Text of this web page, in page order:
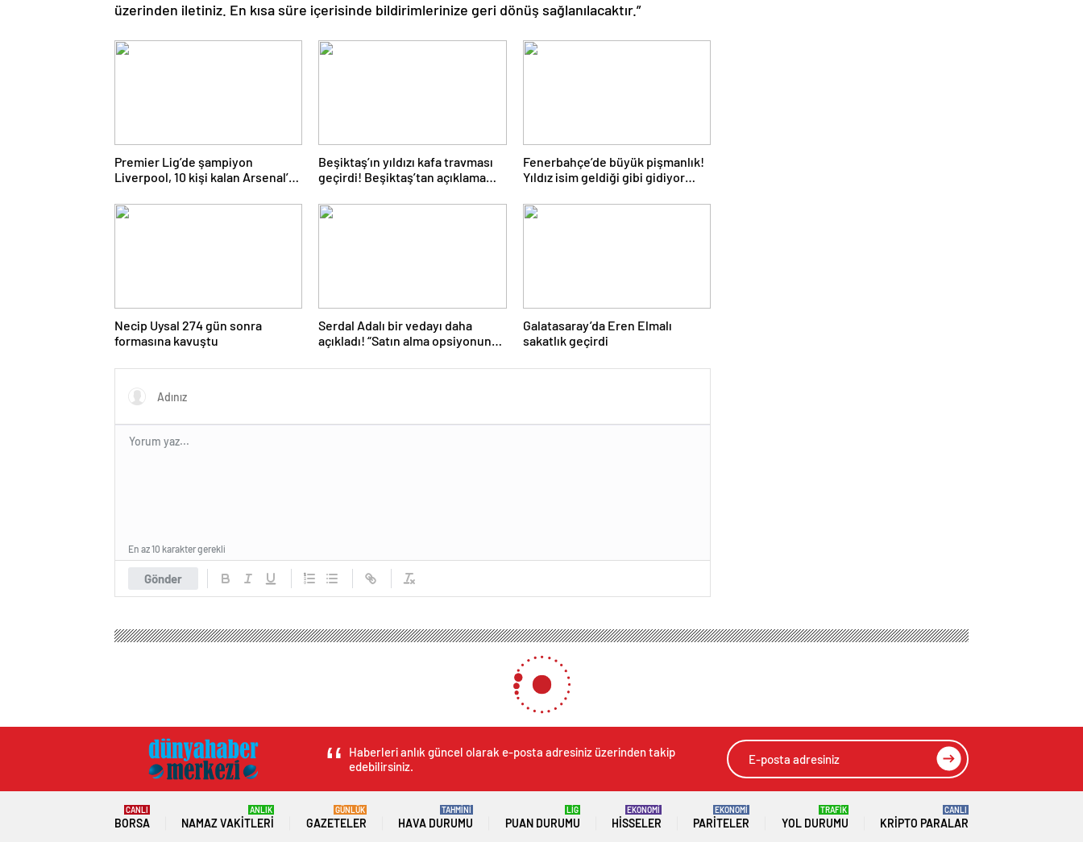
üzerinden iletiniz. En kısa süre içerisinde bildirimlerinize geri dönüş sağlanılacaktır.”
Premier Lig’de şampiyon
Liverpool, 10 kişi kalan Arsenal’e
Beşiktaş’ın yıldızı kafa travması
geçirdi! Beşiktaş’tan açıklama
Fenerbahçe’de büyük pişmanlık!
Yıldız isim geldiği gibi gidiyor…
Necip Uysal 274 gün sonra
formasına kavuştu
Serdal Adalı bir vedayı daha
açıkladı! “Satın alma opsiyonunu
Galatasaray’da Eren Elmalı
sakatlık geçirdi
Gönder
En az 10 karakter gerekli
Haberleri anlık güncel olarak e-posta adresiniz üzerinden takip
edebilirsiniz.
BORSA
CANLI
NAMAZ VAKITLERI
ANLIK
GAZETELER
GÜNLÜK
HAVA DURUMU
TAHMİNİ
PUAN DURUMU
LİG
HISSELER
EKONOMİ
PARITELER
EKONOMİ
YOL DURUMU
TRAFİK
KRIPTO PARALAR
CANLI